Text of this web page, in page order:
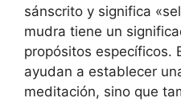
sánscrito y significa
mudra tiene un
propósitos específicos.
ayudan a establecer
meditación, sino que